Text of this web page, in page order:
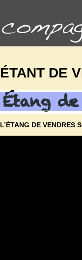
ÉTANT DE
L’ÉTANG DE VENDRES